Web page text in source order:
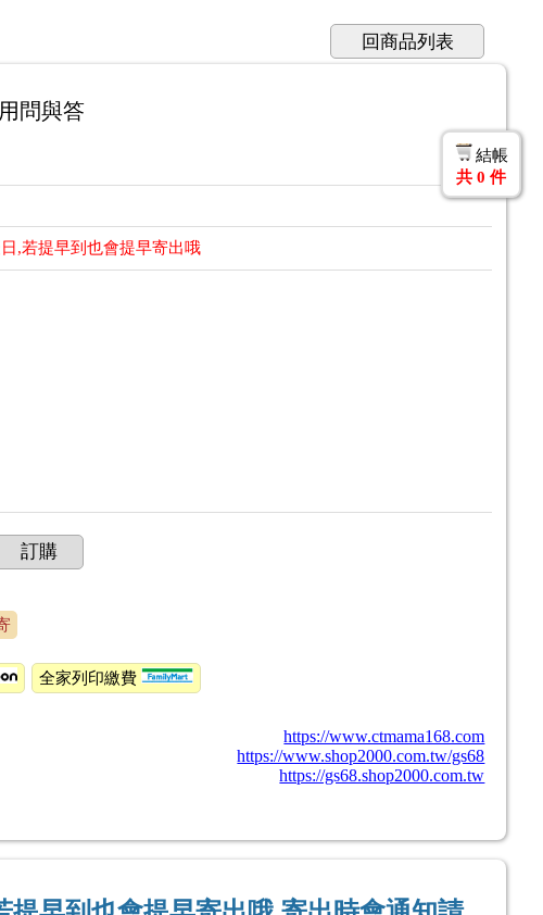
回商品列表
問與答
,若提早到也會提早寄出哦
訂購
全家列印繳費
https://www.ctmama168.com
https://www.shop2000.com.tw/gs68
https://gs68.shop2000.com.tw
結帳
共 0 件